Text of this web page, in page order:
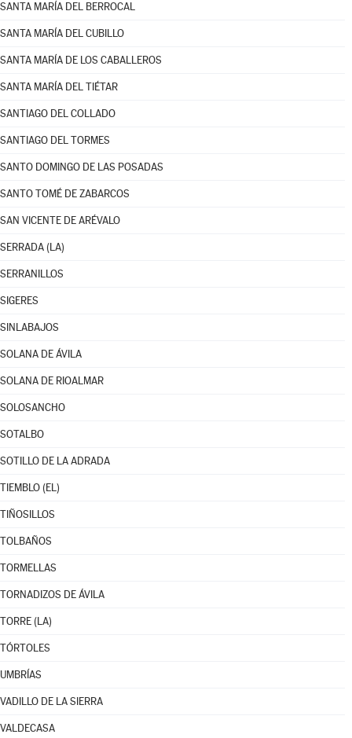
SANTA MARÍA DEL BERROCAL
SANTA MARÍA DEL CUBILLO
SANTA MARÍA DE LOS CABALLEROS
SANTA MARÍA DEL TIÉTAR
SANTIAGO DEL COLLADO
SANTIAGO DEL TORMES
SANTO DOMINGO DE LAS POSADAS
SANTO TOMÉ DE ZABARCOS
SAN VICENTE DE ARÉVALO
SERRADA (LA)
SERRANILLOS
SIGERES
SINLABAJOS
SOLANA DE ÁVILA
SOLANA DE RIOALMAR
SOLOSANCHO
SOTALBO
SOTILLO DE LA ADRADA
TIEMBLO (EL)
TIÑOSILLOS
TOLBAÑOS
TORMELLAS
TORNADIZOS DE ÁVILA
TORRE (LA)
TÓRTOLES
UMBRÍAS
VADILLO DE LA SIERRA
VALDECASA